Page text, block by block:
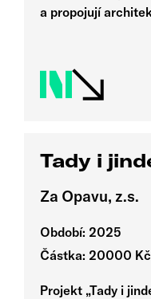
a propojují
Tady i
Za Opavu, z.s.
Období: 2025
Částka: 20000 Kč
Projekt „Tady i